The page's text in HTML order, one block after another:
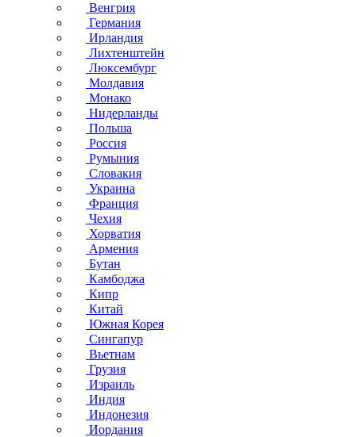
Венгрия
Германия
Ирландия
Лихтенштейн
Люксембург
Молдавия
Монако
Нидерланды
Польша
Россия
Румыния
Словакия
Украина
Франция
Чехия
Хорватия
Армения
Бутан
Камбоджа
Кипр
Китай
Южная Корея
Сингапур
Вьетнам
Грузия
Израиль
Индия
Индонезия
Иордания